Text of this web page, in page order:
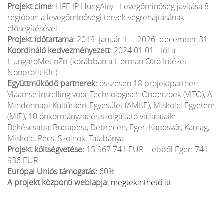
Projekt címe: LIFE IP HungAiry - Levegőminőség javítása 8
régióban a levegőminőségi tervek végrehajtásának
elősegítésével
Projekt időtartama: 2019. január 1. – 2026. december 31.
Koordináló kedvezményezett: 2024.01.01. -től a
HungaroMet nZrt (korábban a Herman Ottó Intézet
Nonprofit Kft.)
Együttműködő partnerek: összesen 18 projektpartner:
Vlaamse Instelling voor Technologisch Onderzoek (VITO), A
Mindennapi Kultúráért Egyesület (AMKE), Miskolci Egyetem
(MIE), 10 önkormányzat és szolgáltató vállalataik:
Békéscsaba, Budapest, Debrecen, Eger, Kaposvár, Karcag,
Miskolc, Pécs, Szolnok, Tatabánya
Projekt költségvetése: 15 967 741 EUR – ebből Eger: 741
936 EUR
Európai Uniós támogatás: 60%
A projekt központi weblapja: megtekinthető itt